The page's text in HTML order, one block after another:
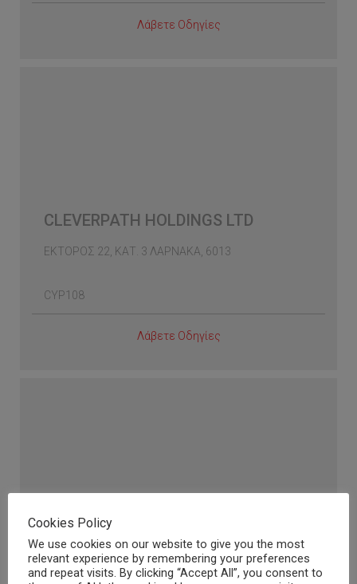
Λάβετε Οδηγίες
CLEVERPATH HOLDINGS LTD
ΕΚΤΟΡΟΣ 22, ΚΑΤ. 3 ΛΑΡΝΑΚΑ, 6013
CYP108
Λάβετε Οδηγίες
CLEVERPATH HOLDINGS LTD
ΛΙΟΣΙΩΝ 2, ΠΟΛΥΚ. ΒΡΟΝΤΗ ΚΑΙ ΖΑΚΟΥ, ΚΑΤ.3
Cookies Policy
We use cookies on our website to give you the most
relevant experience by remembering your preferences
and repeat visits. By clicking “Accept All”, you consent to